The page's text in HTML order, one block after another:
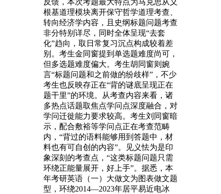
根基道理模块离开保守哲学道理考查、
转向经济学内容，且史纲标题问题考查
非分特别详尽，同时全体呈现“去套
化”趋向，取日常复习沉点构成较着差
别。考生金同窗提到单选题难度尚可，
但多选题难度偏大。考生胡同窗则婉
言“标题问题和之前做的纷歧样”，不少
考生也反映存正在“背的谜底呈现正在
题干里”的环境。从考查内容来看，诸
多热点话题取焦点学问点深度融合，对
学问迁徙能力要求较高。考生刘同窗暗
示，配合敷裕等学问点正在考查范畴
内，“背过的语料能够用到答题中，材
料也有可自创的内容”。见义怯为是印
象深刻的考查点，“这类标题问题只需
环绕正能量展开，好上手”。据悉，本
年考研英语（一）大做文为图表做文题
型，环绕2014—2023年居平易近电冰